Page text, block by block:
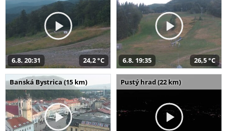
6.8. 20:31 24,2 °C 6.8. 19:35 26,5 °C
Banská Bystrica (15 km) Pustý hrad (22 km)